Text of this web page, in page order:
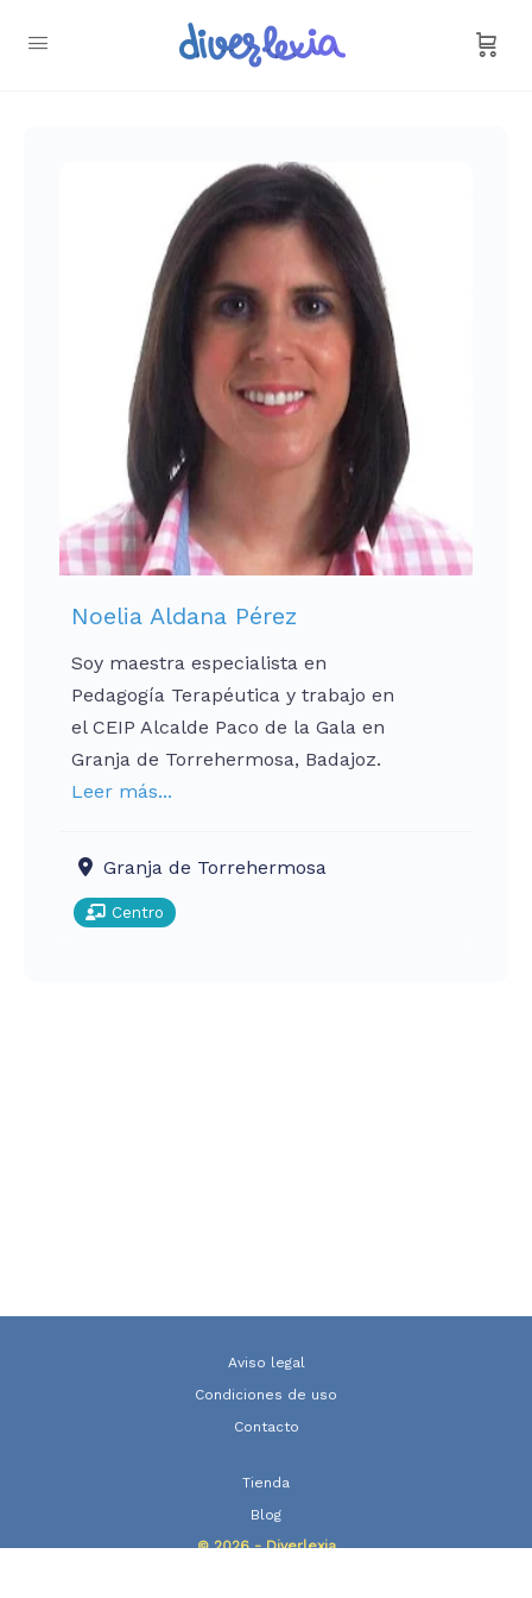
Noelia Aldana Pérez
Soy maestra especialista en
Pedagogía Terapéutica y trabajo en
el CEIP Alcalde Paco de la Gala en
Granja de Torrehermosa, Badajoz.
Leer más...
Granja de Torrehermosa
Centro
Aviso legal
Condiciones de uso
Contacto
Tienda
Blog
© 2026 - Diverlexia